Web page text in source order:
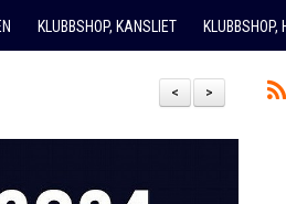
KLUBBSHOP, KANSLIET
>
<